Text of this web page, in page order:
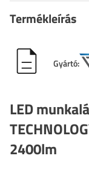
Termékleírás
Gyártó:
LED
2400lm